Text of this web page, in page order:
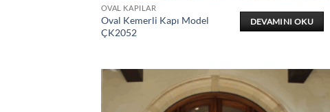
OVAL KAPILAR
Oval Kemerli Kapı Model
ÇK2052
DEVAMINI OKU